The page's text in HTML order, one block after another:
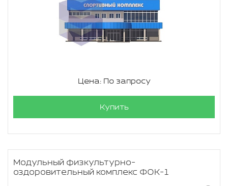
Цена: По запросу
Купить
Модульный физкультурно-
оздоровительный комплекс ФОК-1